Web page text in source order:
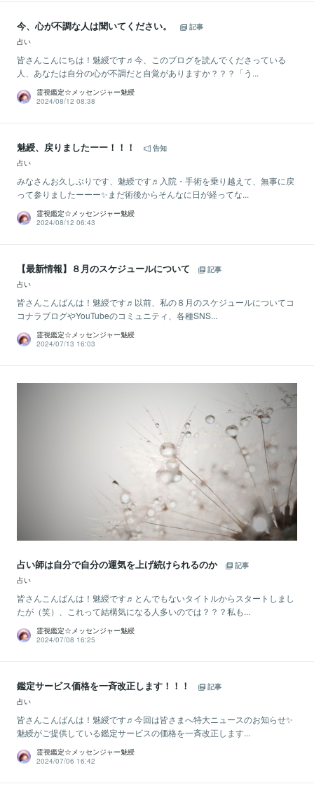
今、心が不調な人は聞いてください。
記事
占い
皆さんこんにちは！魅綬です♬今、このブログを読んでくださっている
人、あなたは自分の心が不調だと自覚がありますか？？？「う...
霊視鑑定☆メッセンジャー魅綬
2024/08/12 08:38
魅綬、戻りましたーー！！！
告知
占い
みなさんお久しぶりです、魅綬です♬入院・手術を乗り越えて、無事に戻
って参りましたーーー✨まだ術後からそんなに日が経ってな...
霊視鑑定☆メッセンジャー魅綬
2024/08/12 06:43
【最新情報】８月のスケジュールについて
記事
占い
皆さんこんばんは！魅綬です♬以前、私の８月のスケジュールについてコ
コナラブログやYouTubeのコミュニティ、各種SNS...
霊視鑑定☆メッセンジャー魅綬
2024/07/13 16:03
占い師は自分で自分の運気を上げ続けられるのか
記事
占い
皆さんこんばんは！魅綬です♬とんでもないタイトルからスタートしまし
たが（笑）、これって結構気になる人多いのでは？？？私も...
霊視鑑定☆メッセンジャー魅綬
2024/07/08 16:25
鑑定サービス価格を一斉改正します！！！
記事
占い
皆さんこんばんは！魅綬です♬今回は皆さまへ特大ニュースのお知らせ✨
魅綬がご提供している鑑定サービスの価格を一斉改正します...
霊視鑑定☆メッセンジャー魅綬
2024/07/06 16:42